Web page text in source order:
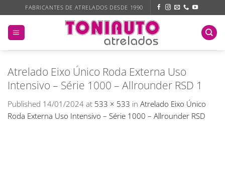
to
content
FABRICANTES DE ATRELADOS DESDE 1990
Atrelado Eixo Único Roda Externa Uso
Intensivo – Série 1000 – Allrounder RSD 1
Published 14/01/2024 at 533 × 533 in Atrelado Eixo Único
Roda Externa Uso Intensivo – Série 1000 – Allrounder RSD